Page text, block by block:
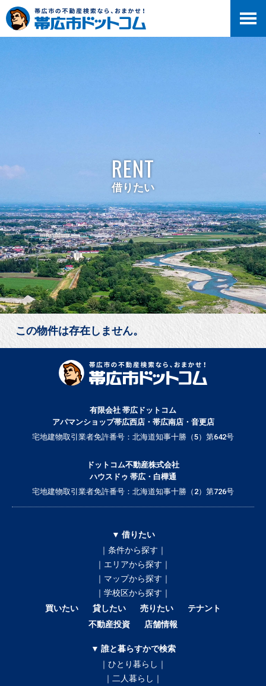
RENT
借りたい
この物件は存在しません。
有限会社 帯広ドットコム
アパマンショップ帯広西店・帯広南店・音更店
宅地建物取引業者免許番号：北海道知事十勝（5）第642号
ドットコム不動産株式会社
ハウスドゥ 帯広・白樺通
宅地建物取引業者免許番号：北海道知事十勝（2）第726号
▼ 借りたい
｜条件から探す｜
｜エリアから探す｜
｜マップから探す｜
｜学校区から探す｜
買いたい
貸したい 売りたい
テナント
不動産投資
店舗情報
▼ 誰と暮らすかで検索
｜ひとり暮らし｜
｜二人暮らし｜